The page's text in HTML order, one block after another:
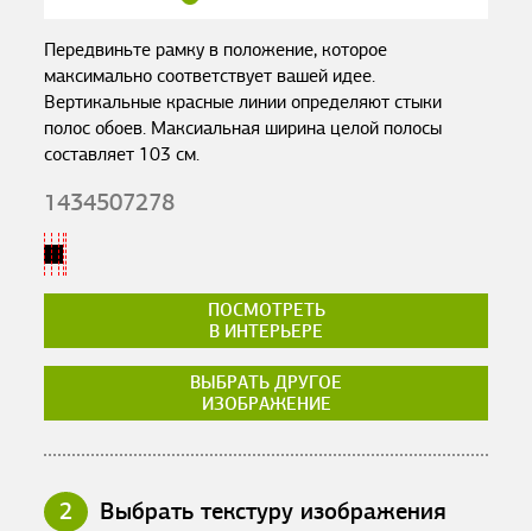
Передвиньте рамку в положение, которое
максимально соответствует вашей идее.
Вертикальные красные линии определяют стыки
полос обоев. Максиальная ширина целой полосы
составляет 103 см.
1434507278
ПОСМОТРЕТЬ
В ИНТЕРЬЕРЕ
ВЫБРАТЬ ДРУГОЕ
ИЗОБРАЖЕНИЕ
2 Выбрать текстуру изображения